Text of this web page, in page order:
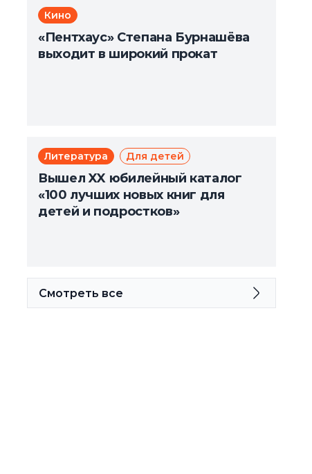
Кино
«Пентхаус» Степана Бурнашёва
выходит в широкий прокат
Литература Для детей
Вышел XX юбилейный каталог
«100 лучших новых книг для
детей и подростков»
Смотреть все